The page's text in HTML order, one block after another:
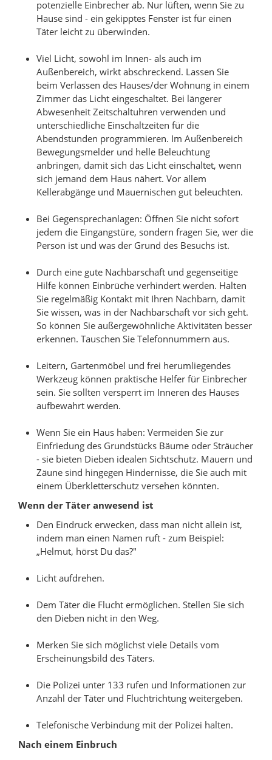
potenzielle Einbrecher ab. Nur lüften, wenn Sie zu
Hause sind - ein gekipptes Fenster ist für einen
Täter leicht zu überwinden.
Viel Licht, sowohl im Innen- als auch im
Außenbereich, wirkt abschreckend. Lassen Sie
beim Verlassen des Hauses/der Wohnung in einem
Zimmer das Licht eingeschaltet. Bei längerer
Abwesenheit Zeitschaltuhren verwenden und
unterschiedliche Einschaltzeiten für die
Abendstunden programmieren. Im Außenbereich
Bewegungsmelder und helle Beleuchtung
anbringen, damit sich das Licht einschaltet, wenn
sich jemand dem Haus nähert. Vor allem
Kellerabgänge und Mauernischen gut beleuchten.
Bei Gegensprechanlagen: Öffnen Sie nicht sofort
jedem die Eingangstüre, sondern fragen Sie, wer die
Person ist und was der Grund des Besuchs ist.
Durch eine gute Nachbarschaft und gegenseitige
Hilfe können Einbrüche verhindert werden. Halten
Sie regelmäßig Kontakt mit Ihren Nachbarn, damit
Sie wissen, was in der Nachbarschaft vor sich geht.
So können Sie außergewöhnliche Aktivitäten besser
erkennen. Tauschen Sie Telefonnummern aus.
Leitern, Gartenmöbel und frei herumliegendes
Werkzeug können praktische Helfer für Einbrecher
sein. Sie sollten versperrt im Inneren des Hauses
aufbewahrt werden.
Wenn Sie ein Haus haben: Vermeiden Sie zur
Einfriedung des Grundstücks Bäume oder Sträucher
- sie bieten Dieben idealen Sichtschutz. Mauern und
Zäune sind hingegen Hindernisse, die Sie auch mit
einem Überkletterschutz versehen könnten.
Wenn der Täter anwesend ist
Den Eindruck erwecken, dass man nicht allein ist,
indem man einen Namen ruft - zum Beispiel:
„Helmut, hörst Du das?"
Licht aufdrehen.
Dem Täter die Flucht ermöglichen. Stellen Sie sich
den Dieben nicht in den Weg.
Merken Sie sich möglichst viele Details vom
Erscheinungsbild des Täters.
Die Polizei unter 133 rufen und Informationen zur
Anzahl der Täter und Fluchtrichtung weitergeben.
Telefonische Verbindung mit der Polizei halten.
Nach einem Einbruch